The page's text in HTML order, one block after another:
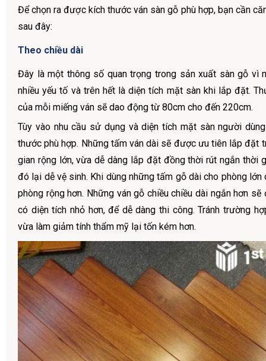
Để chọn ra được kích thước ván sàn gỗ phù hợp, bạn cần
sau đây:
Theo chiều dài
Đây là một thông số quan trọng trong sản xuất sàn gỗ vì
nhiều yếu tố và trên hết là diện tích mặt sàn khi lắp đặt.
của mỗi miếng ván sẽ dao động từ 80cm cho đến 220cm.
Tùy vào nhu cầu sử dụng và diện tích mặt sàn người
thước phù hợp. Những tấm ván dài sẽ được ưu tiên lắp đặt
gian rộng lớn, vừa dễ dàng lắp đặt đồng thời rút ngắn thời
đó lại dễ vệ sinh. Khi dùng những tấm gỗ dài cho phòng lớn
phòng rộng hơn. Những ván gỗ chiều chiều dài ngắn hơn
có diện tích nhỏ hơn, để dễ dàng thi công. Tránh trường
vừa làm giảm tính thẩm mỹ lại tốn kém hơn.